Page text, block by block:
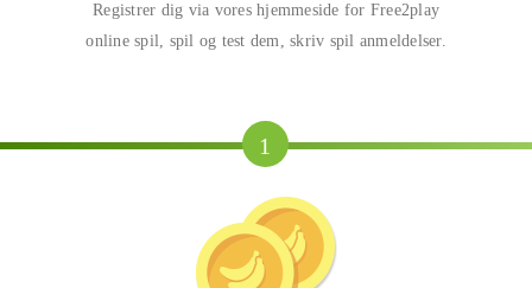
Registrer dig via vores hjemmeside for Free2play
online spil, spil og test dem, skriv spil anmeldelser.
1